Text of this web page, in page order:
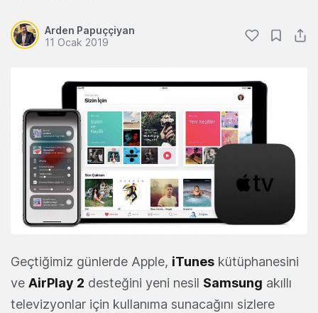
Arden Papuççiyan
11 Ocak 2019
Geçtiğimiz günlerde Apple, iTunes kütüphanesini
ve AirPlay 2 desteğini yeni nesil Samsung akıllı
televizyonlar için kullanıma sunacağını sizlere